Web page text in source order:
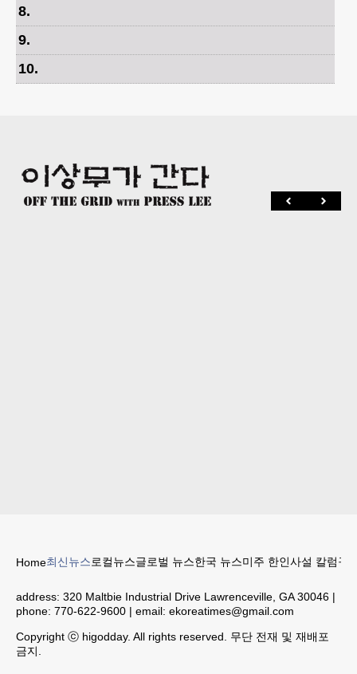
8.
9.
10.
Home최신뉴스로컬뉴스글로벌 뉴스한국 뉴스미주 한인사설 칼럼구
address: 320 Maltbie Industrial Drive Lawrenceville, GA 30046 |
phone: 770-622-9600 | email: ekoreatimes@gmail.com
Copyright ⓒ higodday. All rights reserved. 무단 전재 및 재배포
금지.